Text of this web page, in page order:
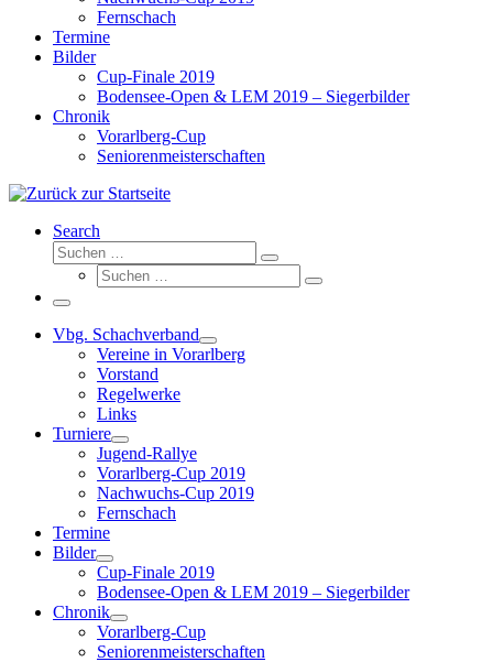
Fernschach
Termine
Bilder
Cup-Finale 2019
Bodensee-Open & LEM 2019 – Siegerbilder
Chronik
Vorarlberg-Cup
Seniorenmeisterschaften
Search
Suche
Suchen …
Suche
Suchen …
Menü
Vbg. Schachverband
Vereine in Vorarlberg
Vorstand
Regelwerke
Links
Turniere
Jugend-Rallye
Vorarlberg-Cup 2019
Nachwuchs-Cup 2019
Fernschach
Termine
Bilder
Cup-Finale 2019
Bodensee-Open & LEM 2019 – Siegerbilder
Chronik
Vorarlberg-Cup
Seniorenmeisterschaften